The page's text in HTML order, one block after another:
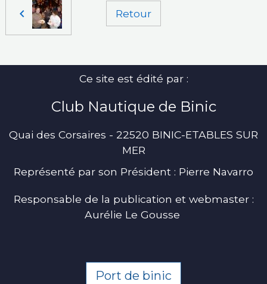
Retour
Ce site est édité par :
Club Nautique de Binic
Quai des Corsaires - 22520 BINIC-ETABLES SUR
MER
Représenté par son Président : Pierre Navarro
Responsable de la publication et webmaster :
Aurélie Le Gousse
Port de binic